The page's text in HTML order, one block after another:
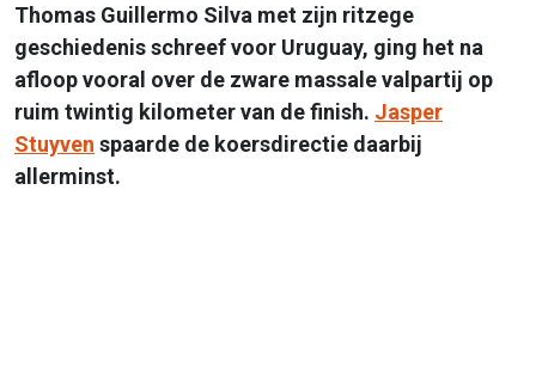
Thomas Guillermo Silva met zijn ritzege
geschiedenis schreef voor Uruguay, ging het na
afloop vooral over de zware massale valpartij op
ruim twintig kilometer van de finish. Jasper
Stuyven spaarde de koersdirectie daarbij
allerminst.